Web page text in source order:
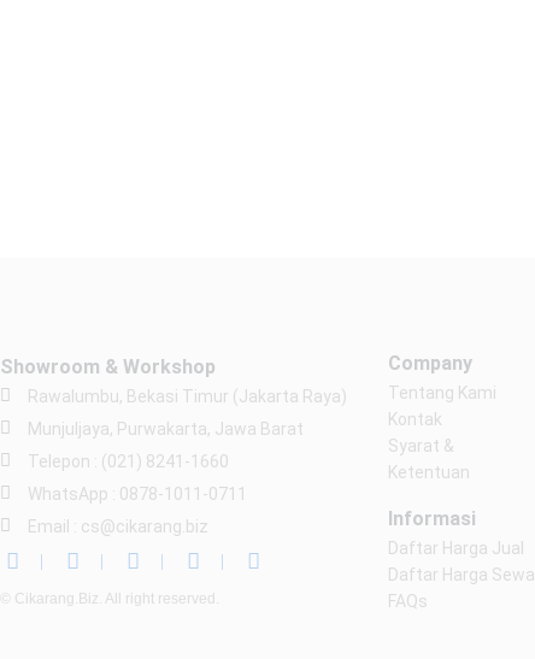
Showroom & Workshop
Rawalumbu, Bekasi Timur (Jakarta Raya)
Munjuljaya, Purwakarta, Jawa Barat
Telepon : (021) 8241-1660
WhatsApp : 0878-1011-0711
Email : cs@cikarang.biz
© Cikarang.Biz. All right reserved.
Company
Tentang Kami
Kontak
Syarat &
Ketentuan
Informasi
Daftar Harga Jual
Daftar Harga Sewa
FAQs